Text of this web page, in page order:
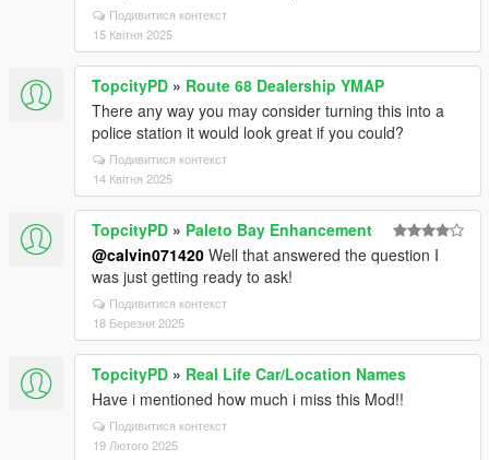
Подивитися контекст
15 Квітня 2025
TopcityPD » Route 68 Dealership YMAP
There any way you may consider turning this into a
police station it would look great if you could?
Подивитися контекст
14 Квітня 2025
TopcityPD » Paleto Bay Enhancement
@calvin071420 Well that answered the question I
was just getting ready to ask!
Подивитися контекст
18 Березня 2025
TopcityPD » Real Life Car/Location Names
Have i mentioned how much i miss this Mod!!
Подивитися контекст
19 Лютого 2025